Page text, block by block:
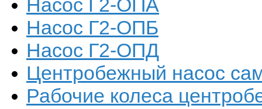
Насос Г2-ОПА
Насос Г2-ОПБ
Насос Г2-ОПД
Центробежный насос
Рабочие колеса